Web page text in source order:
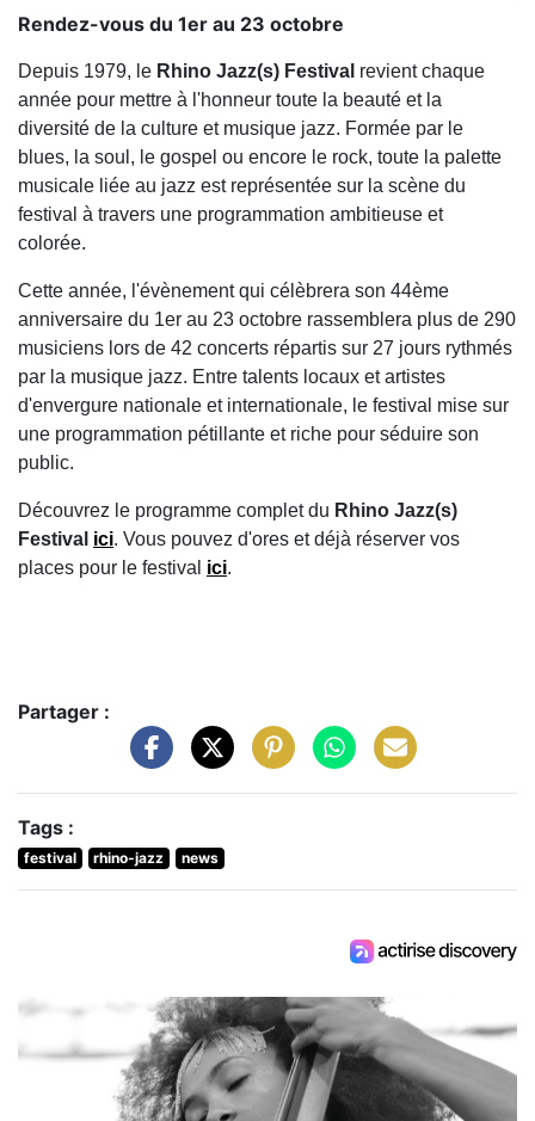
Rendez-vous du 1er au 23 octobre
Depuis 1979, le Rhino Jazz(s) Festival revient chaque
année pour mettre à l'honneur toute la beauté et la
diversité de la culture et musique jazz. Formée par le
blues, la soul, le gospel ou encore le rock, toute la palette
musicale liée au jazz est représentée sur la scène du
festival à travers une programmation ambitieuse et
colorée.
Cette année, l'évènement qui célèbrera son 44ème
anniversaire du 1er au 23 octobre rassemblera plus de 290
musiciens lors de 42 concerts répartis sur 27 jours rythmés
par la musique jazz. Entre talents locaux et artistes
d'envergure nationale et internationale, le festival mise sur
une programmation pétillante et riche pour séduire son
public.
Découvrez le programme complet du Rhino Jazz(s)
Festival ici. Vous pouvez d'ores et déjà réserver vos
places pour le festival ici.
Partager :
Tags :
festival rhino-jazz news